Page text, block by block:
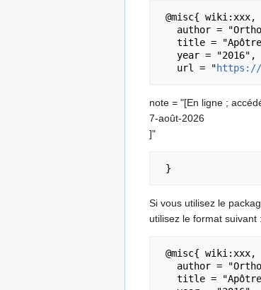
   url = "
https://
note = "[En ligne ;
7-août-2026
]"
Si vous utilisez le
utilisez le format suivant :